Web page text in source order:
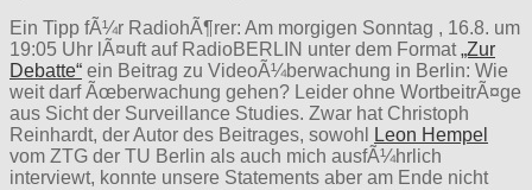
Ein Tipp fÃ¼r RadiohÃ¶rer: Am morgigen Sonntag , 16.8. um
19:05 Uhr lÃ¤uft auf RadioBERLIN unter dem Format„Zur
Debatte“ ein Beitrag zu VideoÃ¼berwachung in Berlin: Wie
weit darf Ãœberwachung gehen? Leider ohne WortbeitrÃ¤ge
aus Sicht der Surveillance Studies. Zwar hat Christoph
Reinhardt, der Autor des Beitrages, sowohl
Leon Hempel
vom ZTG der TU Berlin als auch mich ausfÃ¼hrlich
interviewt, konnte unsere Statements aber am Ende nicht